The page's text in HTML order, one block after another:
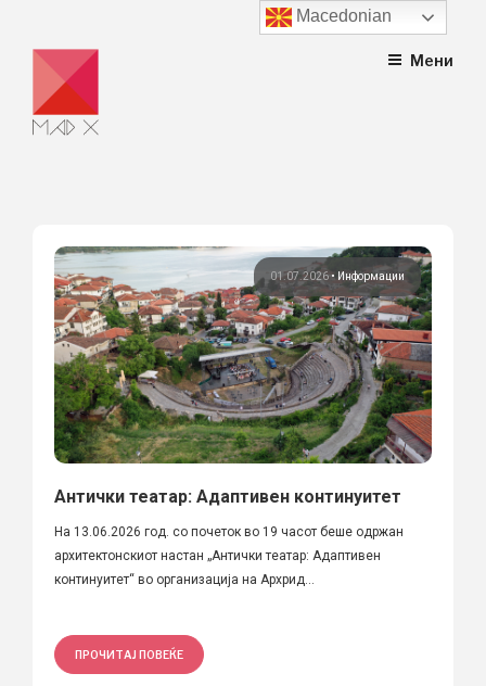
content
Мени
01.07.2026 • Информации
Антички театар: Адаптивен континуитет
На 13.06.2026 год. со почеток во 19 часот беше одржан
архитектонскиот настан „Антички театар: Адаптивен
континуитет“ во организација на Архрид...
ПРОЧИТАЈ ПОВЕЌЕ
Macedonian